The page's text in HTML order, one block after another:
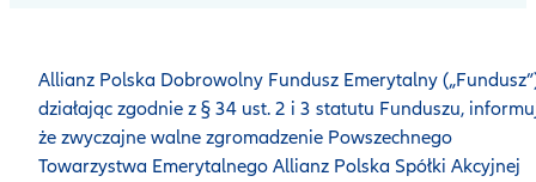
Allianz Polska Dobrowolny Fundusz Emerytalny
działając zgodnie z § 34 ust. 2 i 3 statutu Funduszu,
że zwyczajne walne zgromadzenie Powszechnego
Towarzystwa Emerytalnego Allianz Polska Spółki Akcyjnej